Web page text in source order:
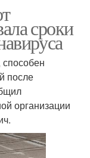
сроки
после
организации